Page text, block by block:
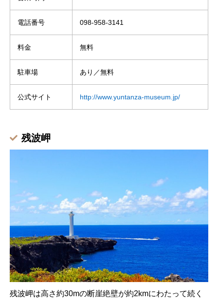
電話番号 098-958-3141
料金 無料
駐車場 あり／無料
公式サイト http://www.yuntanza-museum.jp/
残波岬
残波岬は高さ約30mの断崖絶壁が約2kmにわたって続く